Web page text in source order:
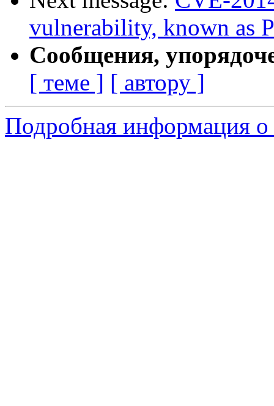
vulnerability, known as
Сообщения,
[ теме ] [ автору ]
Подробная информация